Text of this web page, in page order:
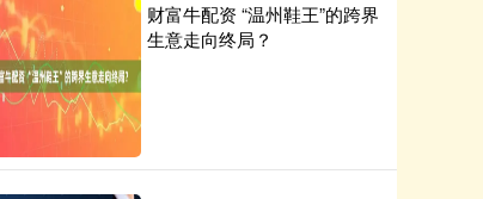
财富牛配资 “温州鞋王”的跨界
生意走向终局？